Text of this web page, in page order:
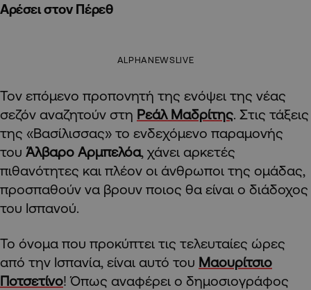
Αρέσει στον Πέρεθ
ALPHANEWSLIVE
Τον επόμενο προπονητή της ενόψει της νέας
σεζόν αναζητούν στη Ρεάλ Μαδρίτης. Στις τάξεις
της «Βασίλισσας» το ενδεχόμενο παραμονής
του Άλβαρο Αρμπελόα, χάνει αρκετές
πιθανότητες και πλέον οι άνθρωποι της ομάδας,
προσπαθούν να βρουν ποιος θα είναι ο διάδοχος
του Ισπανού.
Το όνομα που προκύπτει τις τελευταίες ώρες
από την Ισπανία, είναι αυτό του Μαουρίτσιο
Ποτσετίνο! Όπως αναφέρει ο δημοσιογράφος